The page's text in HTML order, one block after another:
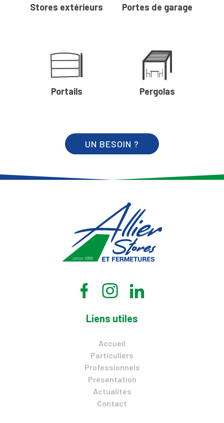
Stores extérieurs Portes de garage
Portails Pergolas
UN BESOIN ?
Liens utiles
Accueil
Particuliers
Professionnels
Présentation
Actualités
Contact